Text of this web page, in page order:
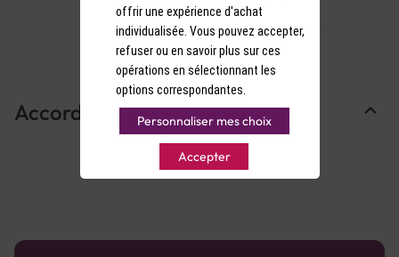
Accords Mets & Vins
offrir une expérience d'achat
individualisée. Vous pouvez accepter,
refuser ou en savoir plus sur ces
opérations en sélectionnant les
options correspondantes.
Personnaliser mes choix
Accepter